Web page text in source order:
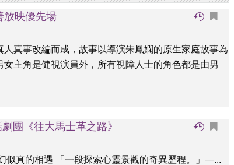
放映優先場
人真事改編而成，故事以導演朱鳳嫻的原生家庭故事為
女主角是健視演員外，所有視障人士的角色都是由男
團《往大馬士革之路》
似真的相遇 「一段探索心靈景觀的奇異歷程。」—...